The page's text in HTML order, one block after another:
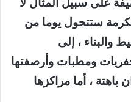
على سبيل المثال لا
ستتحول يوما من
والبناء ، إلى
ومطبات وأرصفتها
باهتة ، أما مراكزها